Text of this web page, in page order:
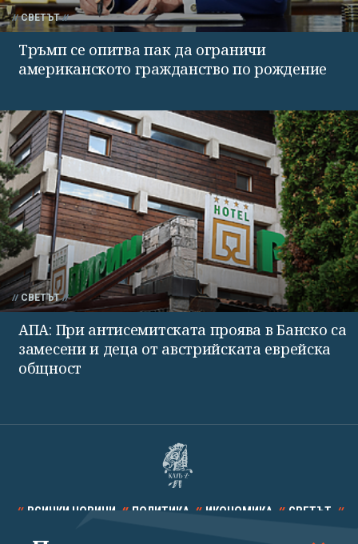
СВЕТЪТ
Тръмп се опитва пак да ограничи
американското гражданство по рождение
СВЕТЪТ
АПА: При антисемитската проява в Банско са
замесени и деца от австрийската еврейска
общност
ВСИЧКИ НОВИНИ ПОЛИТИКА ИКОНОМИКА СВЕТЪТ